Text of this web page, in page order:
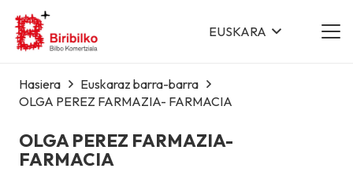
EUSKARA
Hasiera
Euskaraz barra-barra
OLGA PEREZ FARMAZIA- FARMACIA
OLGA PEREZ FARMAZIA-
FARMACIA